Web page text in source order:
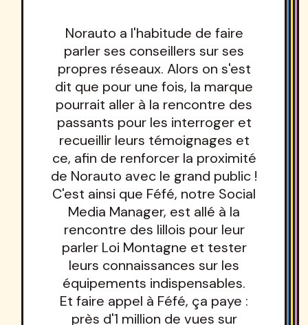
Norauto a l'habitude de faire
parler ses conseillers sur ses
propres réseaux. Alors on s'est
dit que pour une fois, la marque
pourrait aller à la rencontre des
passants pour les interroger et
recueillir leurs témoignages et
ce, afin de renforcer la proximité
de Norauto avec le grand public !
C'est ainsi que Féfé, notre Social
Media Manager, est allé à la
rencontre des lillois pour leur
parler Loi Montagne et tester
leurs connaissances sur les
équipements indispensables.
Et faire appel à Féfé, ça paye :
près d'1 million de vues sur